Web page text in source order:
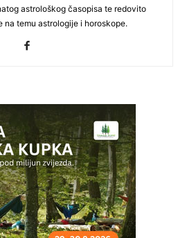
astrološkog časopisa te redovito
na temu astrologije i horoskope.